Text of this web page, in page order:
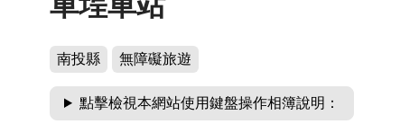
南投縣 無障礙旅遊
點擊檢視本網站使用鍵盤操作相簿說明：